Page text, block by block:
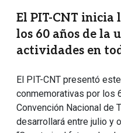
El PIT-CNT inicia
los 60 años de la
actividades en
El PIT-CNT presentó
conmemorativas por los
Convención Nacional de
desarrollará entre julio y